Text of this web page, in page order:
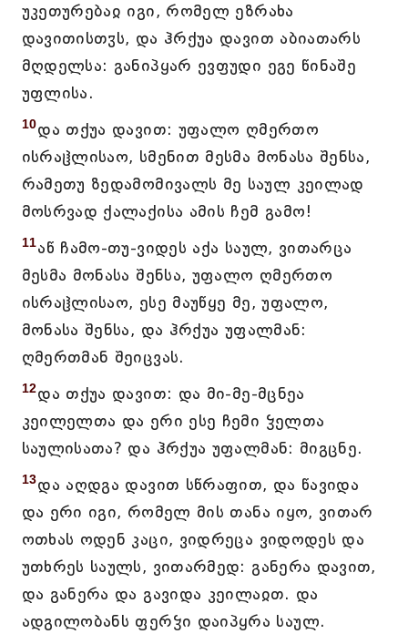
უკეთურებაჲ იგი, რომელ ეზრახა
დავითისთჳს, და ჰრქუა დავით აბიათარს
მღდელსა: განიპყარ ევფუდი ეგე წინაშე
უფლისა.
10და თქუა დავით: უფალო ღმერთო
ისრაჱლისაო, სმენით მესმა მონასა შენსა,
რამეთუ ზედამომივალს მე საულ კეილად
მოსრვად ქალაქისა ამის ჩემ გამო!
11აწ ჩამო-თუ-ვიდეს აქა საულ, ვითარცა
მესმა მონასა შენსა, უფალო ღმერთო
ისრაჱლისაო, ესე მაუწყე მე, უფალო,
მონასა შენსა, და ჰრქუა უფალმან:
ღმერთმან შეიცვას.
12და თქუა დავით: და მი-მე-მცნეა
კეილელთა და ერი ესე ჩემი ჴელთა
საულისათა? და ჰრქუა უფალმან: მიგცნე.
13და აღდგა დავით სწრაფით, და წავიდა
და ერი იგი, რომელ მის თანა იყო, ვითარ
ოთხას ოდენ კაცი, ვიდრეცა ვიდოდეს და
უთხრეს საულს, ვითარმედ: განერა დავით,
და განერა და გავიდა კეილაჲთ. და
ადგილობანს ფერჴი დაიპყრა საულ.